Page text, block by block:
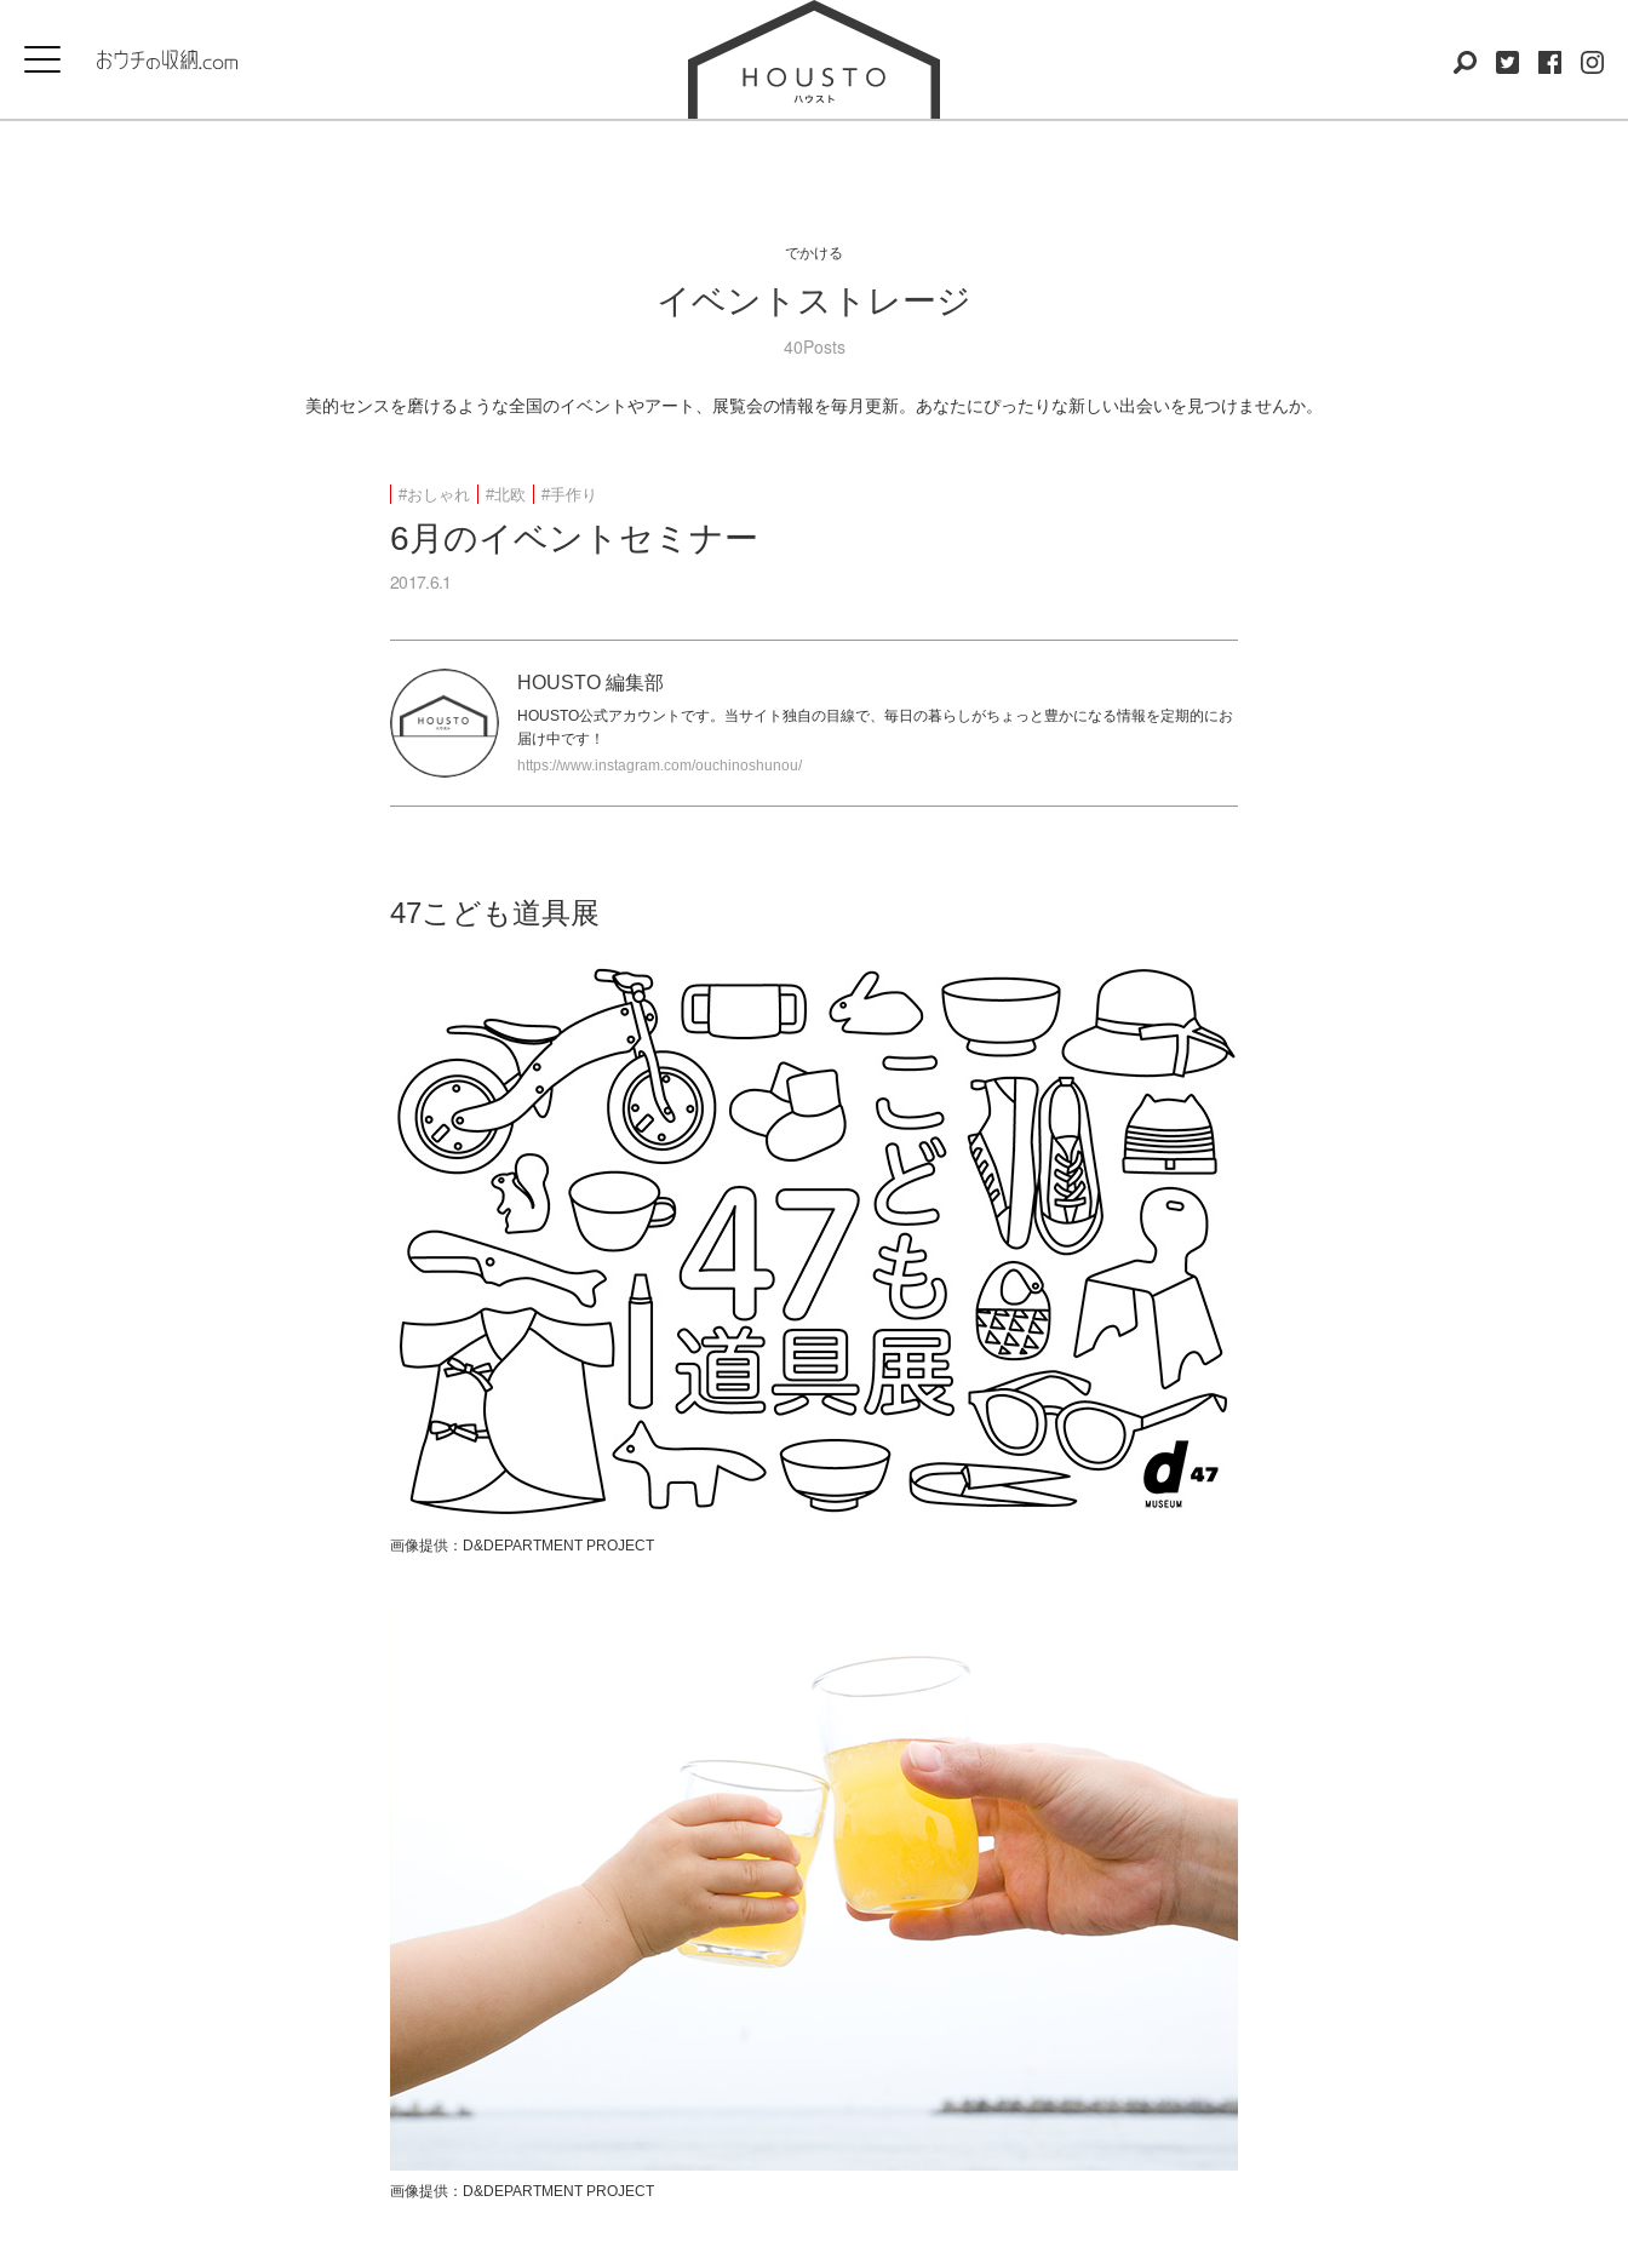
でかける
イベントストレージ
40Posts
美的センスを磨けるような全国のイベントやアート、展覧会の情報を毎月更新。あなたにぴったりな新しい出会いを見つけませんか。
#おしゃれ #北欧 #手作り
6月のイベントセミナー
2017.6.1
HOUSTO 編集部
HOUSTO公式アカウントです。当サイト独自の目線で、毎日の暮らしがちょっと豊かになる情報を定期的にお
届け中です！
https://www.instagram.com/ouchinoshunou/
47こども道具展
画像提供：D&DEPARTMENT PROJECT
画像提供：D&DEPARTMENT PROJECT